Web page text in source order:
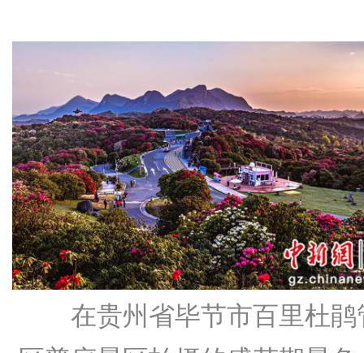
在贵州省毕节市百里杜鹃